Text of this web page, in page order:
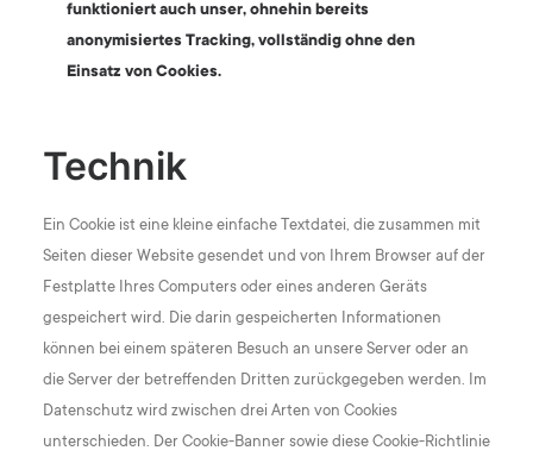
funktioniert auch unser, ohnehin bereits
anonymisiertes Tracking, vollständig ohne den
Einsatz von Cookies.
Technik
Ein Cookie ist eine kleine einfache Textdatei, die zusammen mit
Seiten dieser Website gesendet und von Ihrem Browser auf der
Festplatte Ihres Computers oder eines anderen Geräts
gespeichert wird. Die darin gespeicherten Informationen
können bei einem späteren Besuch an unsere Server oder an
die Server der betreffenden Dritten zurückgegeben werden. Im
Datenschutz wird zwischen drei Arten von Cookies
unterschieden. Der Cookie-Banner sowie diese Cookie-Richtlinie